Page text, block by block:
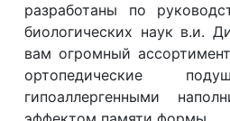
разработаны по
биологических наук в.и.
вам огромный
ортопедические
гипоаллергенными